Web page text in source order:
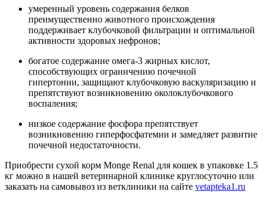
умеренный уровень содержания белков
преимущественно животного происхождения
поддерживает клубочковой фильтрации и оптимальной
активности здоровых нефронов;
богатое содержание омега-3 жирных кислот,
способствующих ограничению почечной
гипертонии, защищают клубочковую васкуляризацию и
препятствуют возникновению околоклубочкового
воспаления;
низкое содержание фосфора препятствует
возникновению гиперфосфатемии и замедляет развитие
почечной недостаточности.
Приобрести сухой корм Monge Renal для кошек в упаковке 1.5
кг можно в нашей ветеринарной клинике круглосуточно или
заказать на самовывоз из ветклиники на сайте vetapteka1.ru